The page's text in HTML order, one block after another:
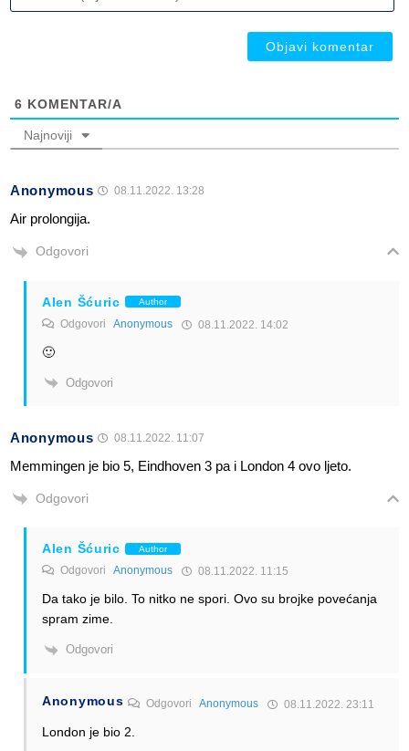
6 KOMENTAR/A
Najnoviji
Anonymous 08.11.2022. 13:28
Air prolongija.
Odgovori
Alen Šćuric Author
Odgovori Anonymous 08.11.2022. 14:02
🙂
Odgovori
Anonymous 08.11.2022. 11:07
Memmingen je bio 5, Eindhoven 3 pa i London 4 ovo ljeto.
Odgovori
Alen Šćuric Author
Odgovori Anonymous 08.11.2022. 11:15
Da tako je bilo. To nitko ne spori. Ovo su brojke povećanja
spram zime.
Odgovori
Anonymous OdgovoriAnonymous 08.11.2022. 23:11
London je bio 2.